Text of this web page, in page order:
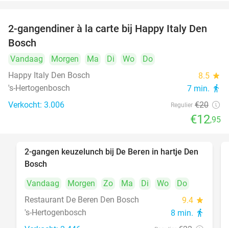
35%
2-gangendiner à la carte bij Happy Italy Den
Bosch
Vandaag Morgen Ma Di Wo
Do
Happy Italy Den Bosch
8.5 star
's-Hertogenbosch 7 min. directions_walk
Verkocht: 3.006 Regulier €20
€12,95
43%
2-gangen keuzelunch bij De Beren in hartje Den
Bosch
Vandaag
Morgen Zo Ma Di Wo
Do
Restaurant De Beren Den Bosch
9.4 star
's-Hertogenbosch 8 min. directions_walk